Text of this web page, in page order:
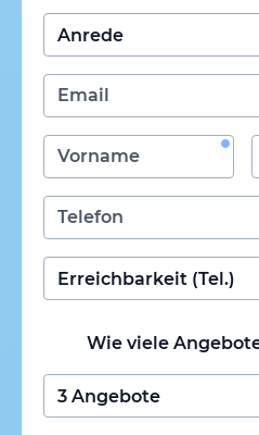
Wie viele